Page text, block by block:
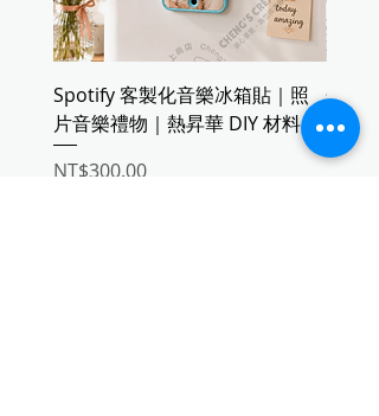
Spotify 客製化音樂冰箱貼｜照
片音樂禮物｜熱昇華 DIY 材料
Price
NT$300.00
金屬
鋅合金
Price